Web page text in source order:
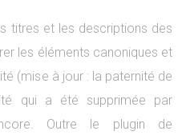
titres et les descriptions des
les éléments canoniques et
(mise à jour : la paternité de
qui a été supprimée par
Outre le plugin de